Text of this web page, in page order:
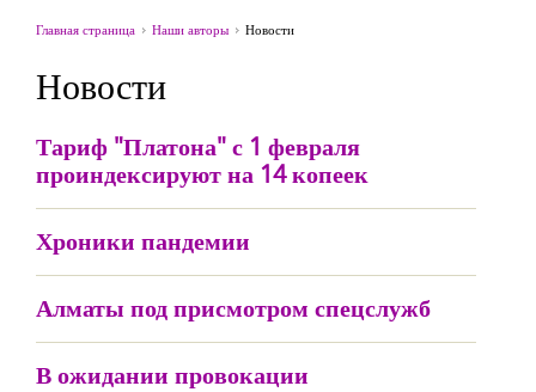
Главная страница Наши авторы Новости
Новости
Тариф "Платона" с 1 февраля
проиндексируют на 14 копеек
Хроники пандемии
Алматы под присмотром спецслужб
В ожидании провокации